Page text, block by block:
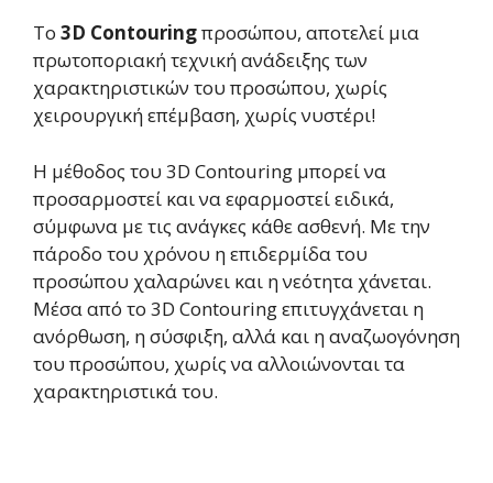
Το 3D Contouringπροσώπου, αποτελεί μια
πρωτοποριακή τεχνική ανάδειξης των
χαρακτηριστικών του προσώπου, χωρίς
χειρουργική επέμβαση, χωρίς νυστέρι!
Η μέθοδος του 3D Contouring μπορεί να
προσαρμοστεί και να εφαρμοστεί ειδικά,
σύμφωνα με τις ανάγκες κάθε ασθενή. Με την
πάροδο του χρόνου η επιδερμίδα του
προσώπου χαλαρώνει και η νεότητα χάνεται.
Μέσα από το 3D Contouring επιτυγχάνεται η
ανόρθωση, η σύσφιξη, αλλά και η αναζωογόνηση
του προσώπου, χωρίς να αλλοιώνονται τα
χαρακτηριστικά του.